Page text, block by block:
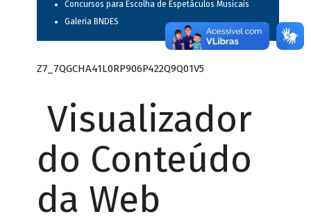
Concursos para Escolha de Espetáculos Musicais
Galeria BNDES
Z7_7QGCHA41L0RP906P422Q9Q01V5
Visualizador
do Conteúdo
da Web